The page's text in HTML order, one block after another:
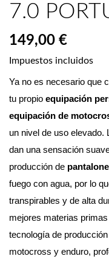
7.0
149,00 €
Impuestos incluidos
Ya no es necesario que
tu propio equipación
equipación de
un nivel de uso elevado.
dan una sensación
producción de
fuego con agua, por lo
transpirables y de alta
mejores materias
tecnología de